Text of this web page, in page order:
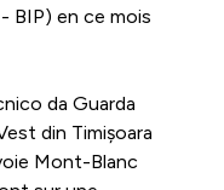
BIP) en ce mois
da Guarda
din Timișoara
Mont-Blanc